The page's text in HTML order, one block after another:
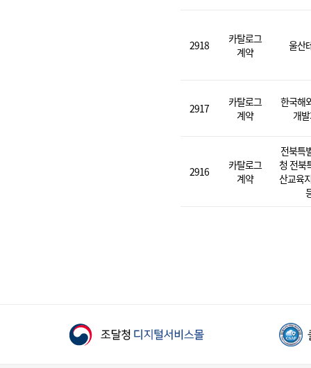
2918
카탈로그
계약
울산
2917
카탈로그
계약
한국해
개
2916
카탈로그
계약
전북특
청 전북
산교육